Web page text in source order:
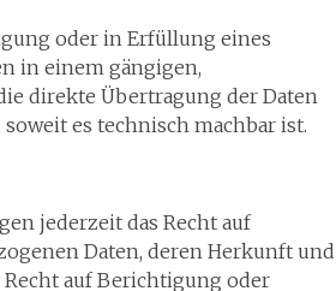
oder in Erfüllung eines
in einem gängigen,
direkte Übertragung der Daten
es technisch machbar ist.
jederzeit das Recht auf
Daten, deren Herkunft und
auf Berichtigung oder